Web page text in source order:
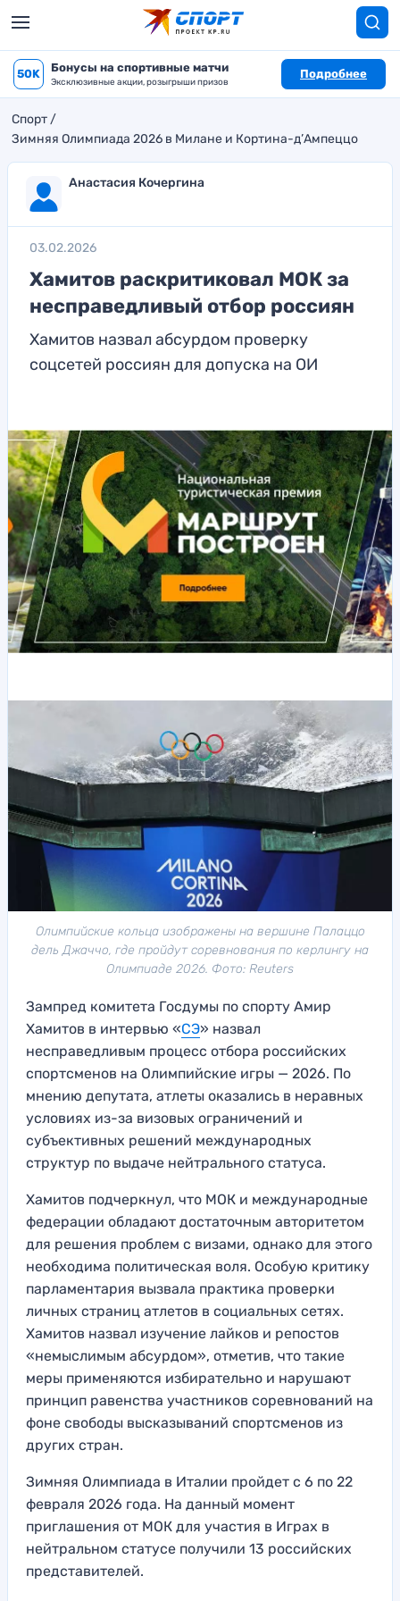
50K Бонусы на спортивные матчи
Эксклюзивные акции, розыгрыши призов
Подробнее
Спорт
Зимняя Олимпиада 2026 в Милане и Кортина-д’Ампеццо
Анастасия Кочергина
03.02.2026
Хамитов раскритиковал МОК за
несправедливый отбор россиян
Хамитов назвал абсурдом проверку
соцсетей россиян для допуска на ОИ
Олимпийские кольца изображены на вершине Палаццо
дель Джаччо, где пройдут соревнования по керлингу на
Олимпиаде 2026. Фото: Reuters
Зампред комитета Госдумы по спорту Амир
Хамитов в интервью «СЭ» назвал
несправедливым процесс отбора российских
спортсменов на Олимпийские игры — 2026. По
мнению депутата, атлеты оказались в неравных
условиях из-за визовых ограничений и
субъективных решений международных
структур по выдаче нейтрального статуса.
Хамитов подчеркнул, что МОК и международные
федерации обладают достаточным авторитетом
для решения проблем с визами, однако для этого
необходима политическая воля. Особую критику
парламентария вызвала практика проверки
личных страниц атлетов в социальных сетях.
Хамитов назвал изучение лайков и репостов
«немыслимым абсурдом», отметив, что такие
меры применяются избирательно и нарушают
принцип равенства участников соревнований на
фоне свободы высказываний спортсменов из
других стран.
Зимняя Олимпиада в Италии пройдет с 6 по 22
февраля 2026 года. На данный момент
приглашения от МОК для участия в Играх в
нейтральном статусе получили 13 российских
представителей.